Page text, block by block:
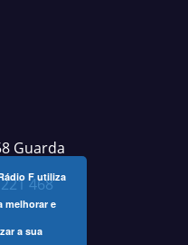
Guarda
468
F utiliza
melhorar e
a sua